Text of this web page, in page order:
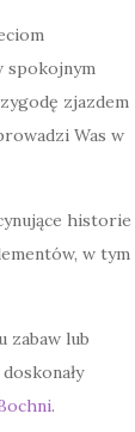
spokojnym
zjazdem
Was w
historie
w tym
zabaw lub
.